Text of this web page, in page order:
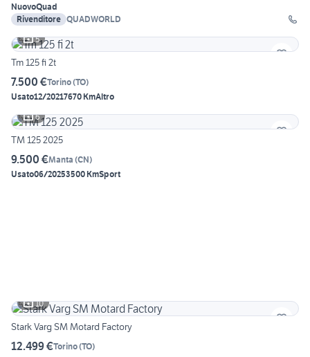
NuovoQuad
Rivenditore QUADWORLD
5
Tm 125 fi 2t
7.500 €Torino(TO)
Usato12/20217670 KmAltro
6
TM 125 2025
9.500 €Manta (CN)
Usato06/20253500 KmSport
10
Stark Varg SM Motard Factory
12.499 €Torino(TO)